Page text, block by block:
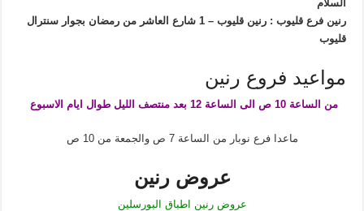
السلام
رنين فرع قليوب : رنين قليوب – 1 شارع العاشر من رمضان بجوار سنترال
قليوب
مواعيد فروع رنين
من الساعة 10 ص الى الساعة 12 بعد منتصف الليل طوال ايام الاسبوع
ماعدا فرع نوبار من الساعة 7 ص والجمعة من 10 ص
عروض رنين
عروض رنين اطباق البورسلين